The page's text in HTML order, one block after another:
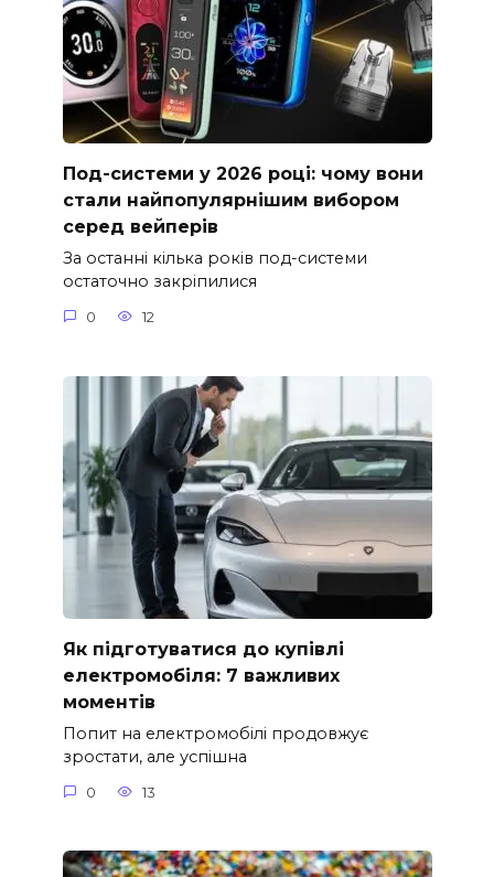
Под-системи у 2026 році: чому вони
стали найпопулярнішим вибором
серед вейперів
За останні кілька років под-системи
остаточно закріпилися
0 12
Як підготуватися до купівлі
електромобіля: 7 важливих
моментів
Попит на електромобілі продовжує
зростати, але успішна
0 13